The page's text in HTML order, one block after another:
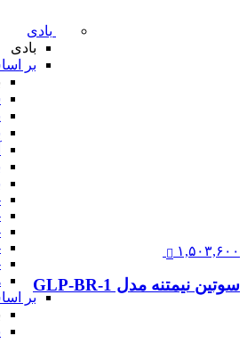
بادی
بادی
بر
بر
۱,۵۰۳,۶۰۰
سوتین نیمتنه مدل GLP-BR-1